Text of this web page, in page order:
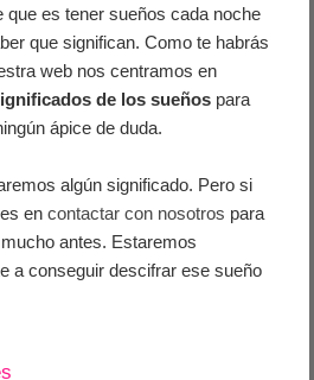
que es tener sueños cada noche
que significan. Como te habrás
web nos centramos en
de los sueños para
ápice de duda.
algún significado. Pero si
encontactar con nosotros para
antes. Estaremos
a conseguir descifrar ese sueño